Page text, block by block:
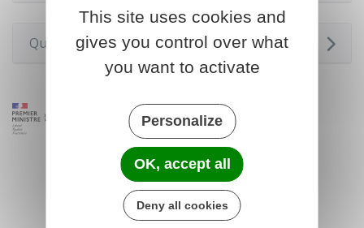
Questions ? Réponses !
This site uses cookies and
gives you control over what
you want to activate
Personalize
OK, accept all
Deny all cookies